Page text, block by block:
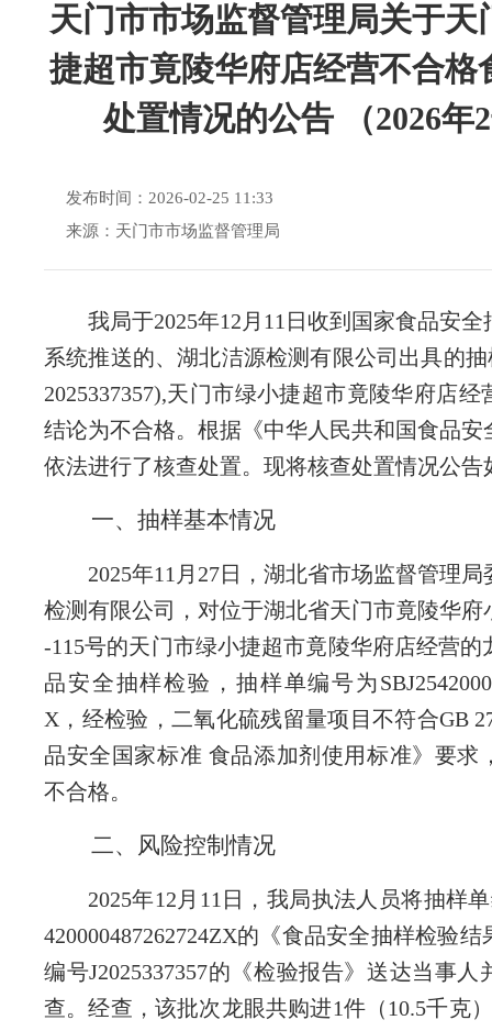
天门市市场监督管理局关于天
捷超市竟陵华府店经营不合格
处置情况的公告 （2026年
发布时间：2026-02-25 11:33
来源：天门市市场监督管理局
我局于2025年12月11日收到国家食品安
系统推送的、湖北洁源检测有限公司出具的
2025337357),天门市绿小捷超市竟陵华府店经
结论为不合格。根据《中华人民共和国食品安
依法进行了核查处置。现将核查处置情况公告
一、抽样基本情况
2025年11 月 27日， 湖北省市场监督管理局
检测有限公司
，对位于湖北省天门市竟陵华府
-115号的天门市绿小捷超市竟陵华府店经营的
品安全抽样检验 ，抽样单编号为
X，经检验，二氧化硫残留量项目不符合GB
品安全国家标准 食品添加剂使用标准》要求
不合格。
二、风险控制情况
2025年12月11日，我局执法人员将抽样
420000487262724ZX的《食品安全抽样检验
编号J2025337357的《检验报告》送达当事人
查。经查，该批次龙眼共购进1件（10.5千克